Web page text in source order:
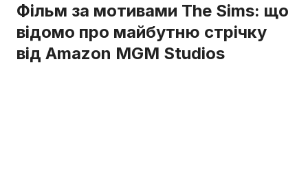
Фільм за мотивами The Sims: що
відомо про майбутню стрічку
від Amazon MGM Studios